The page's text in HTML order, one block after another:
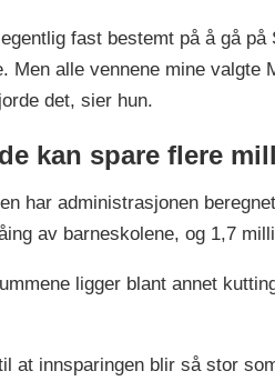
fast bestemt på å gå
Men alle vennene mine valgte
det, sier hun.
kan spare flere
har administrasjonen
av barneskolene, og 1,7
ligger blant annet
at innsparingen blir så stor